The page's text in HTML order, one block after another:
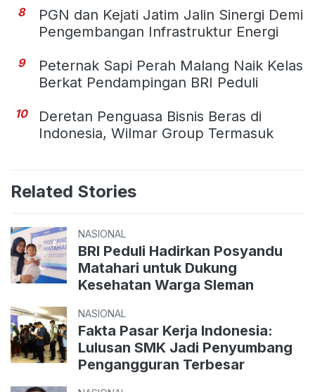
8
PGN dan Kejati Jatim Jalin Sinergi Demi
Pengembangan Infrastruktur Energi
9
Peternak Sapi Perah Malang Naik Kelas
Berkat Pendampingan BRI Peduli
10
Deretan Penguasa Bisnis Beras di
Indonesia, Wilmar Group Termasuk
Related Stories
NASIONAL
BRI Peduli Hadirkan Posyandu
Matahari untuk Dukung
Kesehatan Warga Sleman
NASIONAL
Fakta Pasar Kerja Indonesia:
Lulusan SMK Jadi Penyumbang
Pengangguran Terbesar